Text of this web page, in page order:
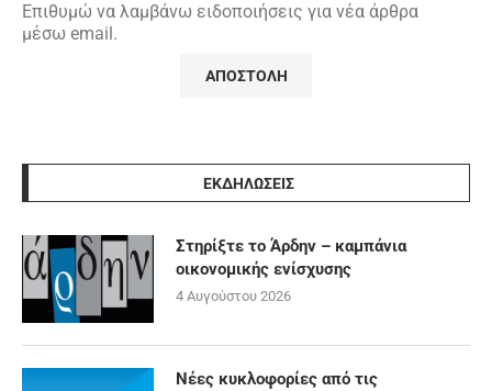
Επιθυμώ να λαμβάνω ειδοποιήσεις για νέα άρθρα
μέσω email.
ΕΚΔΗΛΩΣΕΙΣ
Στηρίξτε το Άρδην – καμπάνια
οικονομικής ενίσχυσης
4 Αυγούστου 2026
Νέες κυκλοφορίες από τις